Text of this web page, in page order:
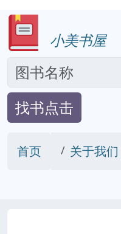
小美书屋
找书点击
首页 关于我们